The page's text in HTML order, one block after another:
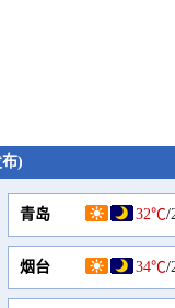
)
青岛 32℃/
烟台 34℃/